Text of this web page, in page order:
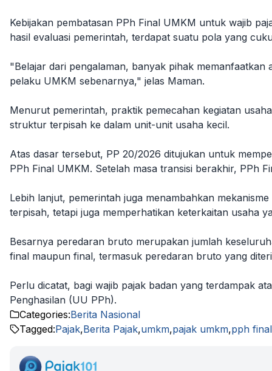
Kebijakan pembatasan PPh Final UMKM untuk wajib
hasil evaluasi pemerintah, terdapat suatu pola yang
"Belajar dari pengalaman, banyak pihak
pelaku UMKM sebenarnya," jelas Maman.
Menurut pemerintah, praktik pemecahan kegiatan
struktur terpisah ke dalam unit-unit usaha kecil.
Atas dasar tersebut, PP 20/2026 ditujukan untuk
PPh Final UMKM. Setelah masa transisi berakhir, PPh
Lebih lanjut, pemerintah juga menambahkan
terpisah, tetapi juga memperhatikan keterkaitan usaha
Besarnya peredaran bruto merupakan jumlah
final maupun final, termasuk peredaran bruto yang
Perlu dicatat, bagi wajib pajak badan yang terdampak
Penghasilan (UU PPh).
Categories:Berita Nasional
Tagged:Pajak,Berita Pajak,umkm,pajak umkm,pph